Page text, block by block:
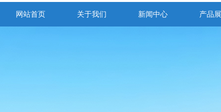
网站首页 关于我们 新闻中心 产品